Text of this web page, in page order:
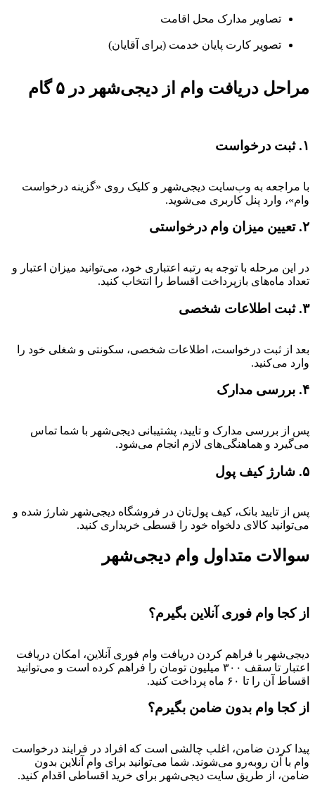
تصاویر مدارک محل اقامت
تصویر کارت پایان خدمت (برای آقایان)
مراحل دریافت وام از دیجی‌شهر در ۵ گام
۱. ثبت درخواست
با مراجعه به وب‌سایت دیجی‌شهر و کلیک روی «گزینه درخواست
وام»، وارد پنل کاربری می‌شوید.
۲. تعیین میزان وام درخواستی
در این مرحله با توجه به رتبه اعتباری خود، می‌توانید میزان اعتبار و
تعداد ماه‌های بازپرداخت اقساط را انتخاب کنید.
۳. ثبت اطلاعات شخصی
بعد از ثبت درخواست، اطلاعات شخصی، سکونتی و شغلی خود را
وارد می‌کنید.
۴. بررسی مدارک
پس از بررسی مدارک و تایید، پشتیبانی دیجی‌شهر با شما تماس
می‌گیرد و هماهنگی‌های لازم انجام می‌شود.
۵. شارژ کیف پول
پس از تایید بانک، کیف پول‌تان در فروشگاه دیجی‌شهر شارژ شده و
می‌توانید کالای دلخواه خود را قسطی خریداری کنید.
سوالات متداول وام دیجی‌شهر
از کجا وام فوری آنلاین بگیرم؟
دیجی‌شهر با فراهم کردن دریافت وام فوری آنلاین، امکان دریافت
اعتبار تا سقف ۳۰۰ میلیون تومان را فراهم کرده است و می‌توانید
اقساط آن را تا ۶۰ ماه پرداخت کنید.
از کجا وام بدون ضامن بگیرم؟
پیدا کردن ضامن، اغلب چالشی است که افراد در فرایند درخواست
وام با آن روبه‌رو می‌شوند. شما می‌توانید برای وام آنلاین بدون
ضامن، از طریق سایت دیجی‌شهر برای خرید اقساطی اقدام کنید.